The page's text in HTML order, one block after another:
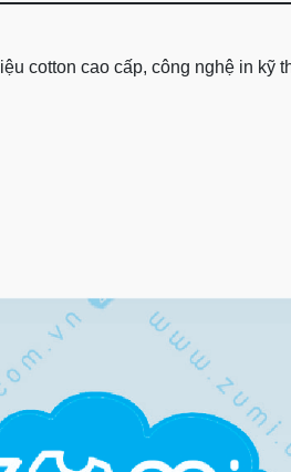
cotton cao cấp, công nghệ in kỹ